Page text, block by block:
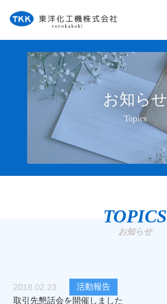
お知らせ
Topics
TOPICS
お知らせ
2018.02.23
活動報告
取引先懇話会を開催しました